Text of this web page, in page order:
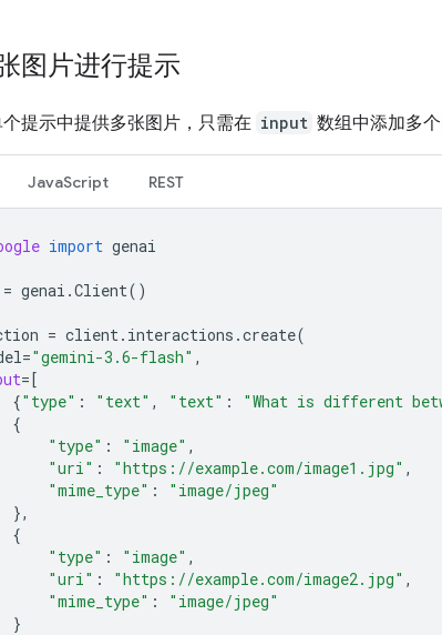
图片进行提示
提示中提供多张图片，只需在 input 数组中添加多
JavaScript REST
import genai
= genai .Client()
= client. interactions .create(
="gemini-3.6-flash" ,
=[
{"type" : "text" , "text" : "What is different
{
"type" : "image" ,
"uri" : "https://example.com/image1.jpg" ,
"mime_type" :
"image/jpeg"
},
{
"type" : "image" ,
"uri" : "https://example.com/image2.jpg" ,
"mime_type" :
"image/jpeg"
}